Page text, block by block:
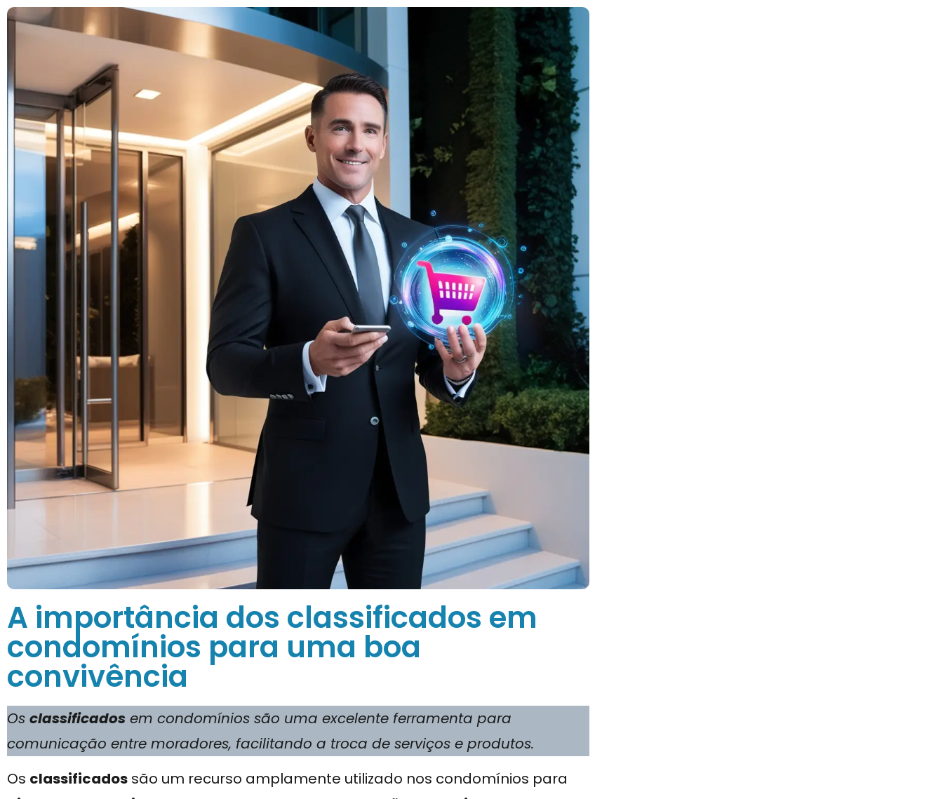
A importância dos classificados em
condomínios para uma boa
convivência
Os classificados em condomínios são uma excelente ferramenta para
comunicação entre moradores, facilitando a troca de serviços e produtos.
Os classificados são um recurso amplamente utilizado nos condomínios para